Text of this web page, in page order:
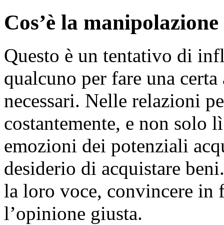
Cos’è la manipolazione
Questo è un tentativo di
qualcuno per fare una
necessari. Nelle relazioni
costantemente, e non
emozioni dei potenziali
desiderio di acquistare
la loro voce, convincere in
l’opinione giusta.